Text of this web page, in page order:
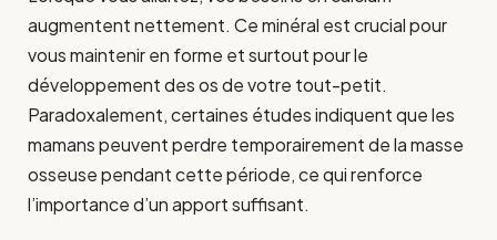
augmentent nettement. Ce minéral est crucial pour
vous maintenir en forme et surtout pour le
développement des os de votre tout-petit.
Paradoxalement, certaines études indiquent que les
mamans peuvent perdre temporairement de la masse
osseuse pendant cette période, ce qui renforce
l’importance d’un apport suffisant.